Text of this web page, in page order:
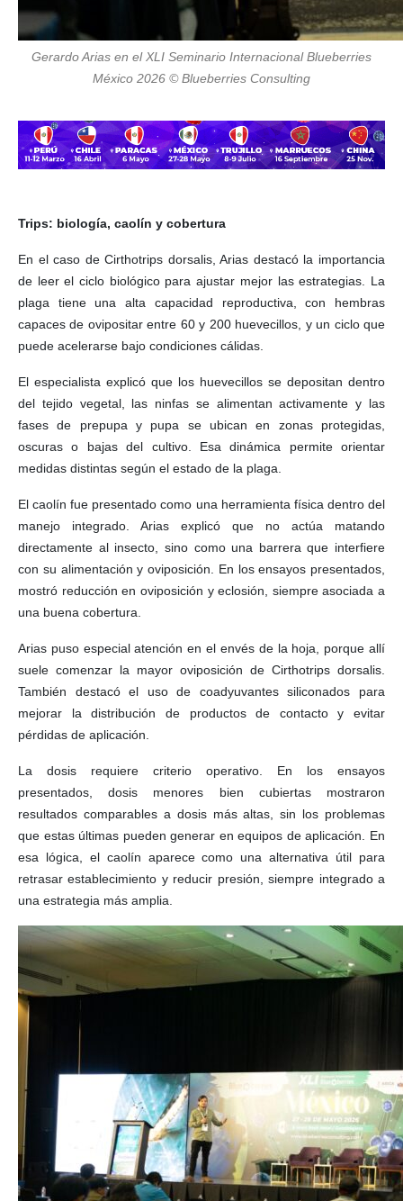
Gerardo Arias en el XLI Seminario Internacional Blueberries
México 2026 © Blueberries Consulting
Trips: biología, caolín y cobertura
En el caso de Cirthotrips dorsalis, Arias destacó la importancia
de leer el ciclo biológico para ajustar mejor las estrategias. La
plaga tiene una alta capacidad reproductiva, con hembras
capaces de ovipositar entre 60 y 200 huevecillos, y un ciclo que
puede acelerarse bajo condiciones cálidas.
El especialista explicó que los huevecillos se depositan dentro
del tejido vegetal, las ninfas se alimentan activamente y las
fases de prepupa y pupa se ubican en zonas protegidas,
oscuras o bajas del cultivo. Esa dinámica permite orientar
medidas distintas según el estado de la plaga.
El caolín fue presentado como una herramienta física dentro del
manejo integrado. Arias explicó que no actúa matando
directamente al insecto, sino como una barrera que interfiere
con su alimentación y oviposición. En los ensayos presentados,
mostró reducción en oviposición y eclosión, siempre asociada a
una buena cobertura.
Arias puso especial atención en el envés de la hoja, porque allí
suele comenzar la mayor oviposición de Cirthotrips dorsalis.
También destacó el uso de coadyuvantes siliconados para
mejorar la distribución de productos de contacto y evitar
pérdidas de aplicación.
La dosis requiere criterio operativo. En los ensayos
presentados, dosis menores bien cubiertas mostraron
resultados comparables a dosis más altas, sin los problemas
que estas últimas pueden generar en equipos de aplicación. En
esa lógica, el caolín aparece como una alternativa útil para
retrasar establecimiento y reducir presión, siempre integrado a
una estrategia más amplia.